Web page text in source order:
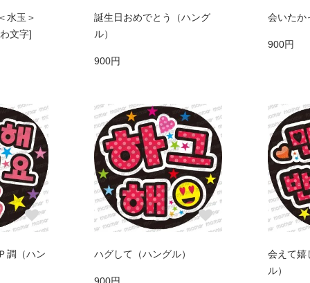
玉＞
文字]
誕生日おめでとう（ハング
ル）
900円
会いたか
900円
調（ハン ハグして（ハングル）
会えて嬉
ル）